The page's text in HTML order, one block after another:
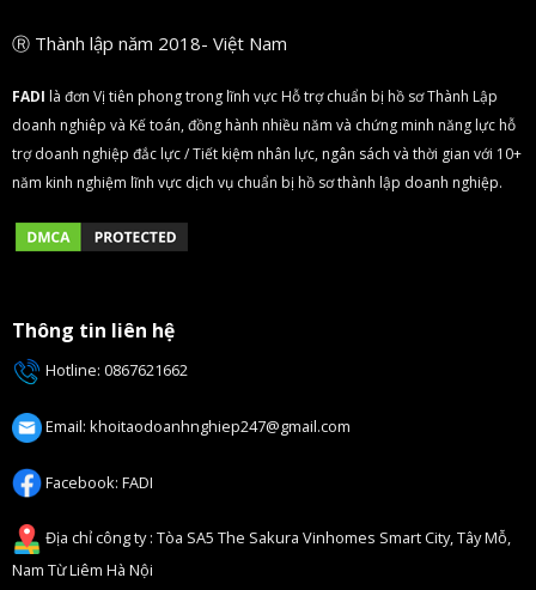
Ⓡ Thành lập năm 2018- Việt Nam
FADI là đơn Vị tiên phong trong lĩnh vực Hỗ trợ chuẩn bị hồ sơ Thành Lập
doanh nghiêp và Kế toán, đồng hành nhiều năm và chứng minh năng lực hỗ
trợ doanh nghiệp đắc lực / Tiết kiệm nhân lực, ngân sách và thời gian với 10+
năm kinh nghiệm lĩnh vực dịch vụ chuẩn bị hồ sơ thành lập doanh nghiệp.
Thông tin liên hệ
Hotline: 0867621662
Email: khoitaodoanhnghiep247@gmail.com
Facebook: FADI
Địa chỉ công ty : Tòa SA5 The Sakura Vinhomes Smart City, Tây Mỗ,
Nam Từ Liêm Hà Nội